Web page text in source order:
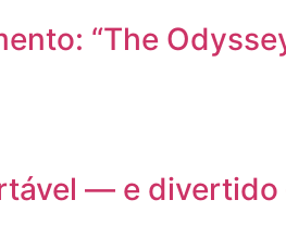
“The
— e